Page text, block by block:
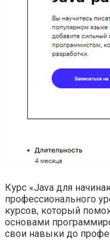
Курс «Java для
профессионального
курсов, который
основами
свои навыки до